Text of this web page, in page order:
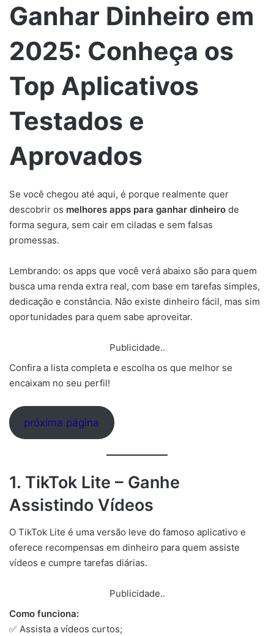
Ganhar Dinheiro em
2025: Conheça os
Top Aplicativos
Testados e
Aprovados
Se você chegou até aqui, é porque realmente quer
descobrir os melhores apps para ganhar dinheiro de
forma segura, sem cair em ciladas e sem falsas
promessas.
Lembrando: os apps que você verá abaixo são para quem
busca uma renda extra real, com base em tarefas simples,
dedicação e constância. Não existe dinheiro fácil, mas sim
oportunidades para quem sabe aproveitar.
Publicidade..
Confira a lista completa e escolha os que melhor se
encaixam no seu perfil!
próxima página
1. TikTok Lite – Ganhe
Assistindo Vídeos
O TikTok Lite é uma versão leve do famoso aplicativo e
oferece recompensas em dinheiro para quem assiste
vídeos e cumpre tarefas diárias.
Publicidade..
Como funciona:
✅ Assista a vídeos curtos;